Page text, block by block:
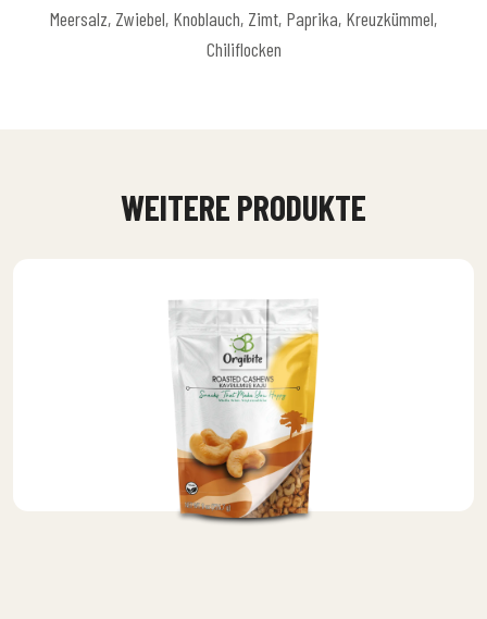
Meersalz, Zwiebel, Knoblauch, Zimt, Paprika, Kreuzkümmel,
Chiliflocken
WEITERE PRODUKTE